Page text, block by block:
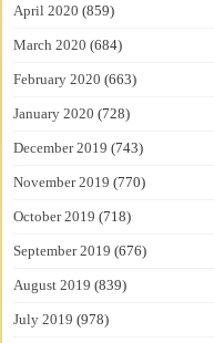
April 2020 (859)
March 2020 (684)
February 2020 (663)
January 2020 (728)
December 2019 (743)
November 2019 (770)
October 2019 (718)
September 2019 (676)
August 2019 (839)
July 2019 (978)